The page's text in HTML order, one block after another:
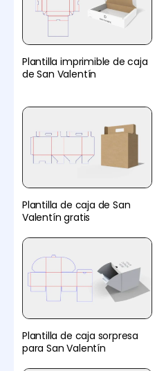
Plantilla imprimible de caja
de San Valentín
Plantilla de caja de San
Valentín gratis
Plantilla de caja sorpresa
para San Valentín